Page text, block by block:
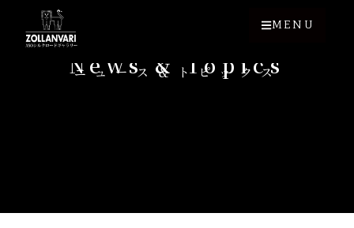
MENU
News & Topics
ニュース＆トピックス